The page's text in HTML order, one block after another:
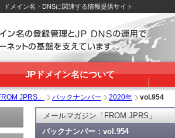
メイン名・DNSに関連する情報提供サイト
JPドメイン名について
JPRS」 バックナンバー 2020年 vol.954
メールマガジン「FROM JPRS」
バックナンバー：vol.954